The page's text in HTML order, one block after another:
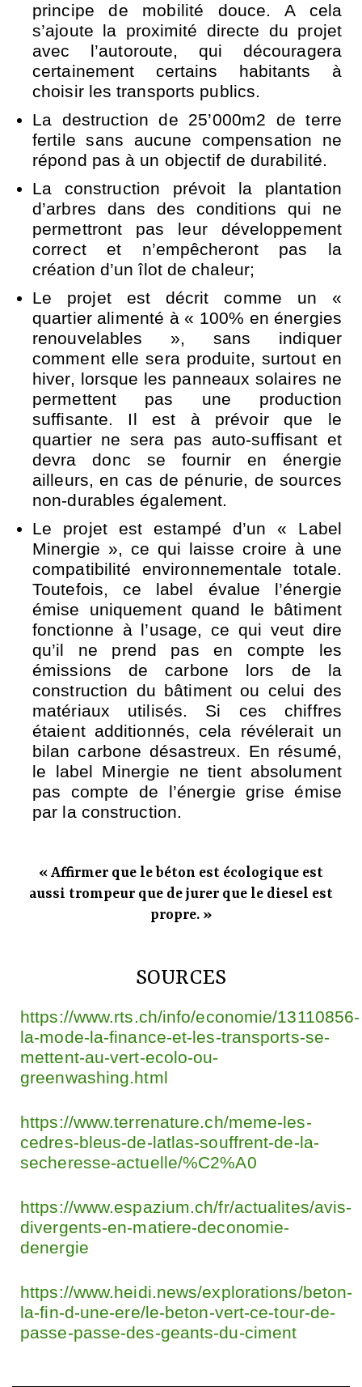
principe de mobilité douce. A cela
s’ajoute la proximité directe du projet
avec l’autoroute, qui découragera
certainement certains habitants à
choisir les transports publics.
La destruction de 25’000m2 de terre
fertile sans aucune compensation ne
répond pas à un objectif de durabilité.
La construction prévoit la plantation
d’arbres dans des conditions qui ne
permettront pas leur développement
correct et n’empêcheront pas la
création d’un îlot de chaleur;
Le projet est décrit comme un «
quartier alimenté à « 100% en énergies
renouvelables », sans indiquer
comment elle sera produite, surtout en
hiver, lorsque les panneaux solaires ne
permettent pas une production
suffisante. Il est à prévoir que le
quartier ne sera pas auto-suffisant et
devra donc se fournir en énergie
ailleurs, en cas de pénurie, de sources
non-durables également.
Le projet est estampé d’un « Label
Minergie », ce qui laisse croire à une
compatibilité environnementale totale.
Toutefois, ce label évalue l’énergie
émise uniquement quand le bâtiment
fonctionne à l’usage, ce qui veut dire
qu’il ne prend pas en compte les
émissions de carbone lors de la
construction du bâtiment ou celui des
matériaux utilisés. Si ces chiffres
étaient additionnés, cela révélerait un
bilan carbone désastreux. En résumé,
le label Minergie ne tient absolument
pas compte de l’énergie grise émise
par la construction.
« Affirmer que le béton est écologique est
aussi trompeur que de jurer que le diesel est
propre. »
SOURCES
https://www.rts.ch/info/economie/13110856-
la-mode-la-finance-et-les-transports-se-
mettent-au-vert-ecolo-ou-
greenwashing.html
https://www.terrenature.ch/meme-les-
cedres-bleus-de-latlas-souffrent-de-la-
secheresse-actuelle/%C2%A0
https://www.espazium.ch/fr/actualites/avis-
divergents-en-matiere-deconomie-
denergie
https://www.heidi.news/explorations/beton-
la-fin-d-une-ere/le-beton-vert-ce-tour-de-
passe-passe-des-geants-du-ciment